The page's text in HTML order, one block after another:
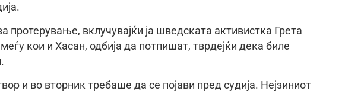
протерување, вклучувајќи ја шведската активистка Грета
кои и Хасан, одбија да потпишат, тврдејќи дека биле
и во вторник требаше да се појави пред судија. Нејзиниот